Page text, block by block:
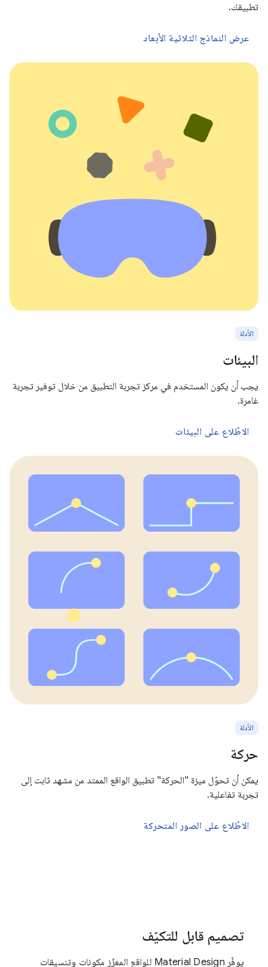
تطبيقك.
عرض النماذج الثلاثية الأبعاد
الأدلة
البيئات
يجب أن يكون المستخدم في مركز تجربة التطبيق من خلال توفير تجربة
غامرة.
الاطّلاع على البيئات
الأدلة
حركة
يمكن أن تحوّل ميزة "الحركة" تطبيق الواقع الممتد من مشهد ثابت إلى
تجربة تفاعلية.
الاطّلاع على الصور المتحركة
تصميم قابل للتكيّف
يوفّر Material Design للواقع المعزّز مكونات وتنسيقات